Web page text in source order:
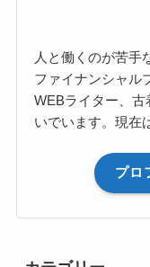
人と働くのが苦手
ファイナンシャル
WEBライター、
いでいます。現在
プロ